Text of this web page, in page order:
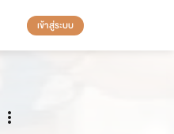
เข้าสู่ระบบ